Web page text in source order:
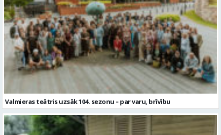
Valmieras teātris uzsāk 104. sezonu – par varu, brīvību